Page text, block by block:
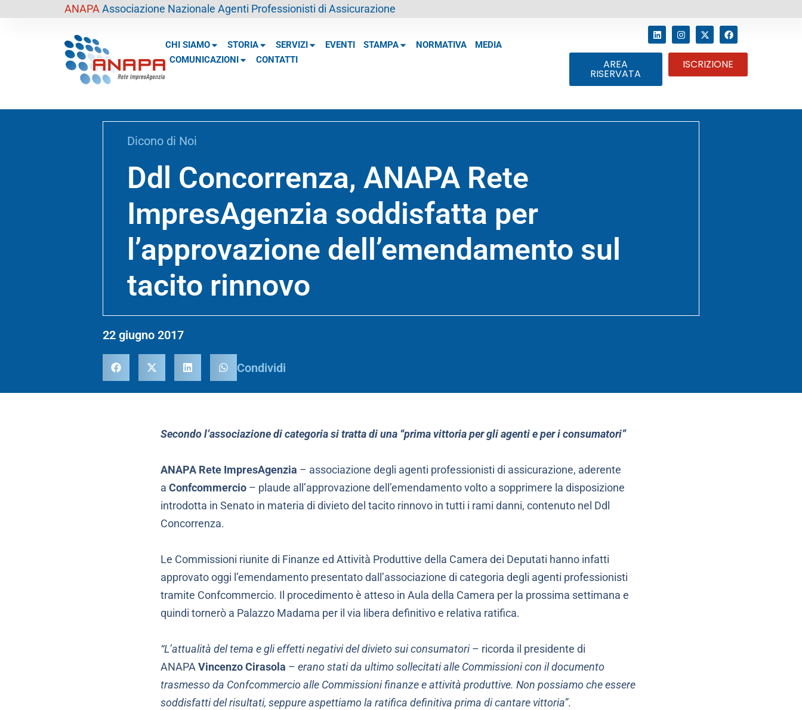
ANAPA Associazione Nazionale Agenti Professionisti di Assicurazione
CHI SIAMO STORIA SERVIZI EVENTI STAMPA NORMATIVA
MEDIA
COMUNICAZIONI
CONTATTI AREA
RISERVATA
ISCRIZIONE
Dicono di Noi
Ddl Concorrenza, ANAPA Rete
ImpresAgenzia soddisfatta per
l’approvazione dell’emendamento sul
tacito rinnovo
22 giugno 2017
Condividi
Secondo l’associazione di categoria si tratta di una “prima vittoria per gli agenti e per i consumatori”
ANAPA Rete ImpresAgenzia – associazione degli agenti professionisti di assicurazione, aderente
a Confcommercio– plaude all’approvazione dell’emendamento volto a sopprimere la disposizione
introdotta in Senato in materia di divieto del tacito rinnovo in tutti i rami danni, contenuto nel Ddl
Concorrenza.
Le Commissioni riunite di Finanze ed Attività Produttive della Camera dei Deputati hanno infatti
approvato oggi l’emendamento presentato dall’associazione di categoria degli agenti professionisti
tramite Confcommercio. Il procedimento è atteso in Aula della Camera per la prossima settimana e
quindi tornerò a Palazzo Madama per il via libera definitivo e relativa ratifica.
“L’attualità del tema e gli effetti negativi del divieto sui consumatori– ricorda il presidente di
ANAPA Vincenzo Cirasola – erano stati da ultimo sollecitati alle Commissioni con il documento
trasmesso da Confcommercio alle Commissioni finanze e attività produttive. Non possiamo che essere
soddisfatti del risultati, seppure aspettiamo la ratifica definitiva prima di cantare vittoria”.